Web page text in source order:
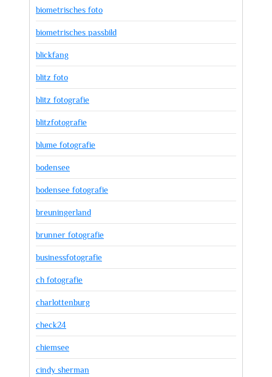
biometrisches foto
biometrisches passbild
blickfang
blitz foto
blitz fotografie
blitzfotografie
blume fotografie
bodensee
bodensee fotografie
breuningerland
brunner fotografie
businessfotografie
ch fotografie
charlottenburg
check24
chiemsee
cindy sherman